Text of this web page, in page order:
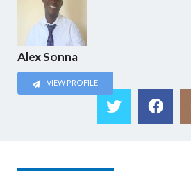
Alex Sonna
VIEW PROFILE